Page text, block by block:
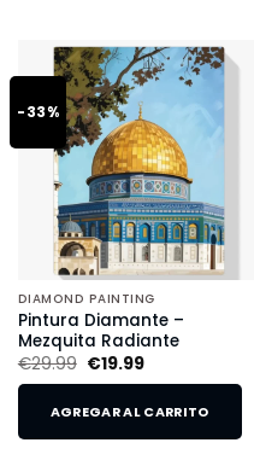
-33%
DIAMOND PAINTING
Pintura Diamante –
Mezquita Radiante
€29.99 €19.99
AGREGAR AL CARRITO